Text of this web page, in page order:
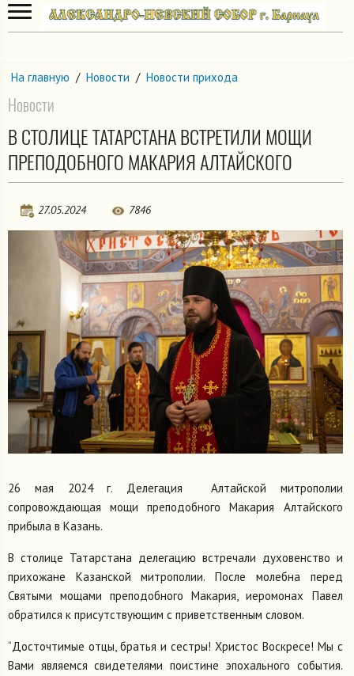
На главную / Новости / Новости прихода
Новости
В СТОЛИЦЕ ТАТАРСТАНА ВСТРЕТИЛИ МОЩИ
ПРЕПОДОБНОГО МАКАРИЯ АЛТАЙСКОГО
27.05.2024 7846
26 мая 2024 г. Делегация Алтайской митрополии
сопровождающая мощи преподобного Макария Алтайского
прибыла в Казань.
В столице Татарстана делегацию встречали духовенство и
прихожане Казанской митрополии. После молебна перед
Святыми мощами преподобного Макария, иеромонах Павел
обратился к присутствующим с приветственным словом.
“Досточтимые отцы, братья и сестры! Христос Воскресе! Мы с
Вами являемся свидетелями поистине эпохального события.